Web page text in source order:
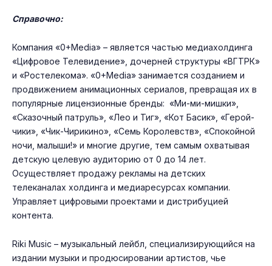
Справочно:
Компания «0+Media» – является частью медиахолдинга
«Цифровое Телевидение», дочерней структуры «ВГТРК»
и «Ростелекома». «0+Media» занимается созданием и
продвижением анимационных сериалов, превращая их в
популярные лицензионные бренды: «Ми-ми-миш­ки»,
«Ска­зоч­ный пат­руль», «Лео и Тиг», «Кот Ба­сик», «Ге­рой­
чи­ки», «Чик-Чи­рики­но», «Семь Ко­ролевств», «Спо­кой­ной
но­чи, ма­лыши!» и мно­гие дру­гие, тем са­мым ох­ва­тывая
дет­скую це­левую а­уди­торию от 0 до 14 лет.
Осуществляет продажу рекламы на детских
телеканалах холдинга и медиаресурсах компании.
Управляет цифровыми проектами и дистрибуцией
контента.
Riki Music – музыкальный лейбл, специализирующийся на
издании музыки и продюсировании артистов, чье